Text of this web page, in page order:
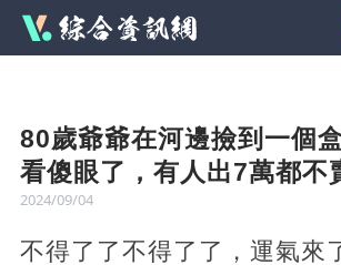
80歲爺爺在河邊撿到一個
看傻眼了，有人出7萬都不
2024/09/04
不得了了不得了了，運氣來